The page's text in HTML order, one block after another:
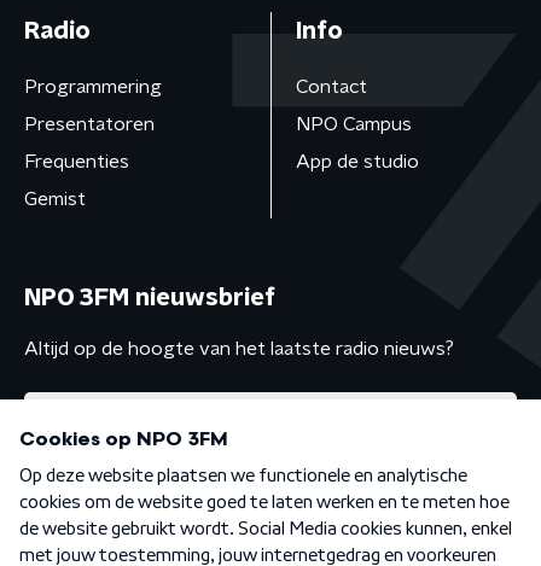
Radio
Programmering
Presentatoren
Frequenties
Gemist
Info
Contact
NPO Campus
App de studio
NPO 3FM nieuwsbrief
Altijd op de hoogte van het laatste radio nieuws?
Algemene voorwaarden Privacybeleid